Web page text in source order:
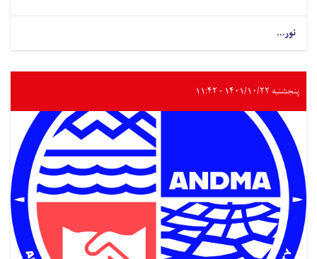
نور...
پنجشنبه ۱۴۰۱/۱۰/۲۲ - ۱۱:۴۲